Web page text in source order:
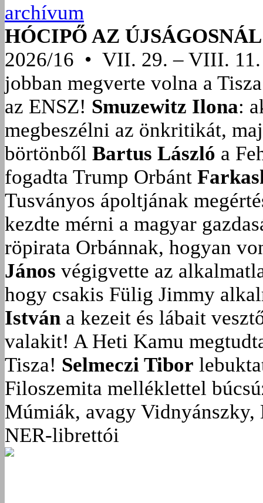
archívum
HÓCIPŐ AZ ÚJSÁGOSNÁL
2026/16 • VII. 29. – VIII. 11.
jobban megverte volna a
az ENSZ! Smuzewitz Ilona:
megbeszélni az önkritikát,
börtönből Bartus László a
fogadta Trump Orbánt
Tusványos ápoltjának
kezdte mérni a magyar
röpirata Orbánnak, hogyan
János végigvette az
hogy csakis Fülig Jimmy
István a kezeit és lábait
valakit! A Heti Kamu
Tisza! Selmeczi Tibor
Filoszemita melléklettel
Múmiák, avagy Vidnyánszky,
NER-librettói